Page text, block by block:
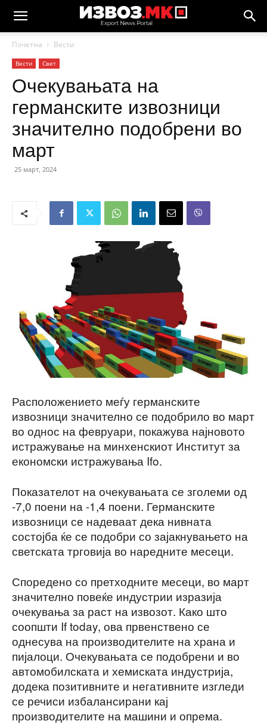
Почетна Вести
Вести Свет
Очекувањата на
германските извозници
значително подобрени во
март
25 март, 2024
Расположението меѓу германските
извозници значително се подобрило во март
во однос на февруари, покажува најновото
истражување на минхенскиот Институт за
економски истражувања Ifo.
Показателот на очекувањата се зголеми од
-7,0 поени на -1,4 поени. Германските
извозници се надеваат дека нивната
состојба ќе се подобри со зајакнувањето на
светската трговија во наредните месеци.
Споредено со претходните месеци, во март
значително повеќе индустрии изразија
очекувања за раст на извозот. Како што
соопшти If today, ова првенствено се
однесува на производителите на храна и
пијалоци. Очекувањата се подобрени и во
автомобилската и хемиската индустрија,
додека позитивните и негативните изгледи
се речиси избалансирани кај
производителите на машини и опрема.